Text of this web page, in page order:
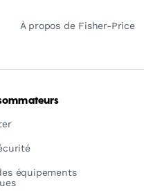
À propos de Fisher-Price
équipements